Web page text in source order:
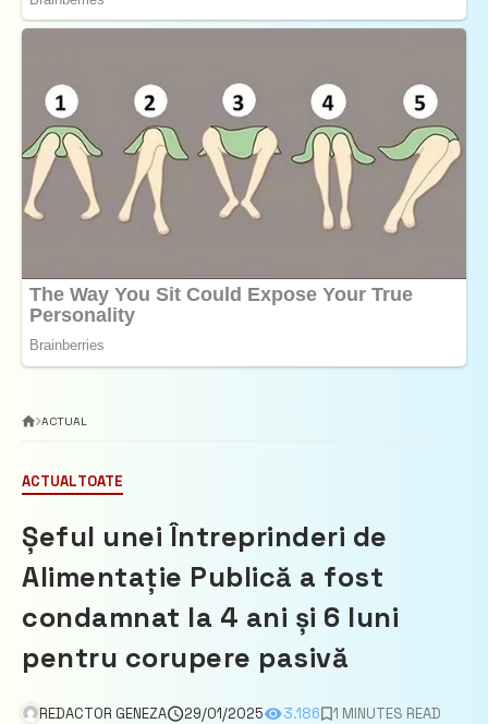
ACTUAL
ACTUALTOATE
Șeful unei Întreprinderi de
Alimentație Publică a fost
condamnat la 4 ani și 6 luni
pentru corupere pasivă
REDACTOR GENEZA 29/01/2025 3.186
1 MINUTES READ